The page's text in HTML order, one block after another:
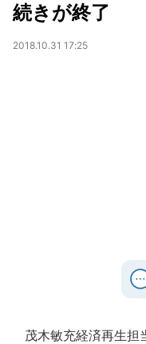
続きが終了
2018.10.31 17:25
茂木敏充経済再生担